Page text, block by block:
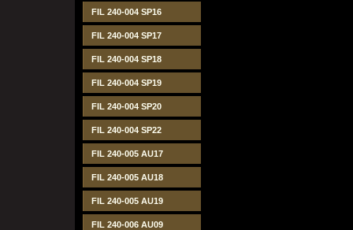
FIL 240-004 SP16
FIL 240-004 SP17
FIL 240-004 SP18
FIL 240-004 SP19
FIL 240-004 SP20
FIL 240-004 SP22
FIL 240-005 AU17
FIL 240-005 AU18
FIL 240-005 AU19
FIL 240-006 AU09